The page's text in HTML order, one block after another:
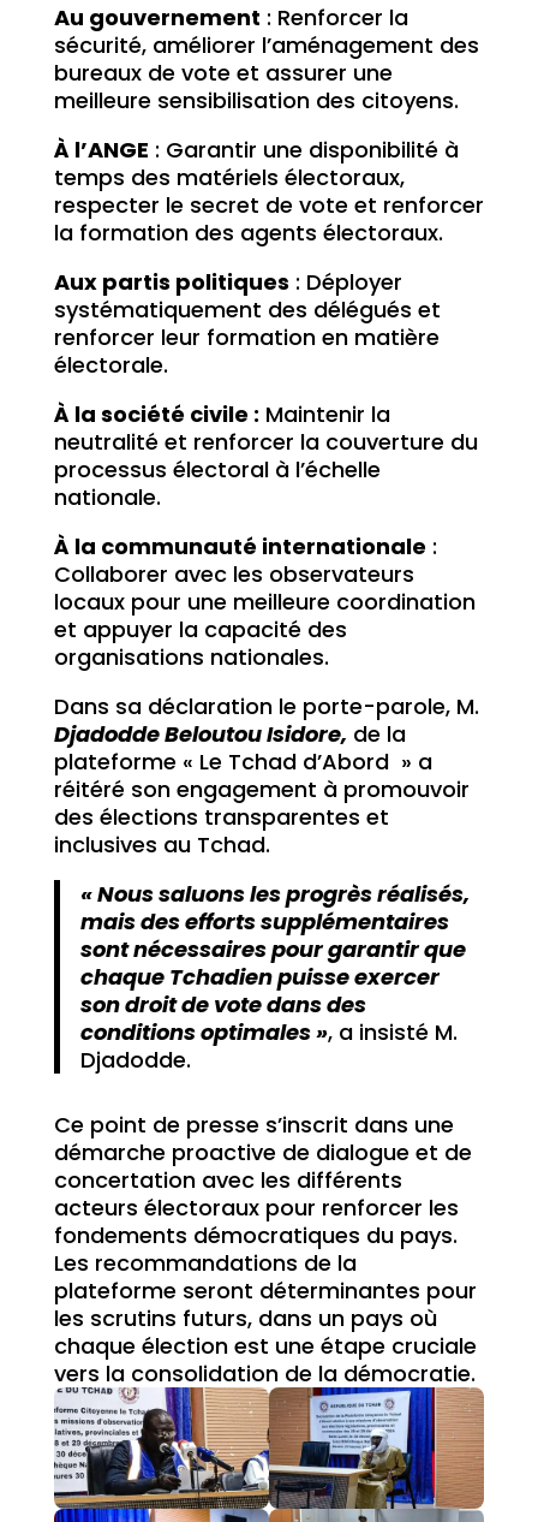
Au gouvernement : Renforcer la
sécurité, améliorer l’aménagement des
bureaux de vote et assurer une
meilleure sensibilisation des citoyens.
À l’ANGE : Garantir une disponibilité à
temps des matériels électoraux,
respecter le secret de vote et renforcer
la formation des agents électoraux.
Aux partis politiques : Déployer
systématiquement des délégués et
renforcer leur formation en matière
électorale.
À la société civile : Maintenir la
neutralité et renforcer la couverture du
processus électoral à l’échelle
nationale.
À la communauté internationale :
Collaborer avec les observateurs
locaux pour une meilleure coordination
et appuyer la capacité des
organisations nationales.
Dans sa déclaration le porte-parole, M.
Djadodde Beloutou Isidore, de la
plateforme « Le Tchad d’Abord » a
réitéré son engagement à promouvoir
des élections transparentes et
inclusives au Tchad.
« Nous saluons les progrès réalisés,
mais des efforts supplémentaires
sont nécessaires pour garantir que
chaque Tchadien puisse exercer
son droit de vote dans des
conditions optimales », a insisté M.
Djadodde.
Ce point de presse s’inscrit dans une
démarche proactive de dialogue et de
concertation avec les différents
acteurs électoraux pour renforcer les
fondements démocratiques du pays.
Les recommandations de la
plateforme seront déterminantes pour
les scrutins futurs, dans un pays où
chaque élection est une étape cruciale
vers la consolidation de la démocratie.